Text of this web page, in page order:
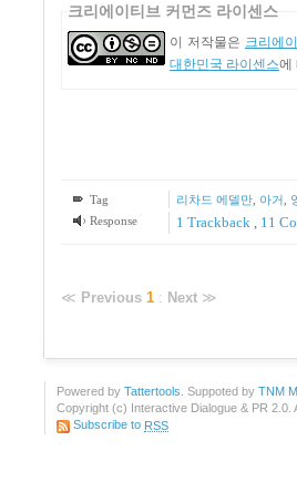
크리에이티브 커먼즈 라이센스
이 저작물은 크리에
대한민국 라이센스에
Tag 리차드 에델만, 아거
Response
1 Trackback 11
≪ Previous 1 : Next ≫
Powered by Tattertools. Suppoted by TNM
Copyright (c) Interactive Dialogue & PR 2.0.
Subscribe to RSS